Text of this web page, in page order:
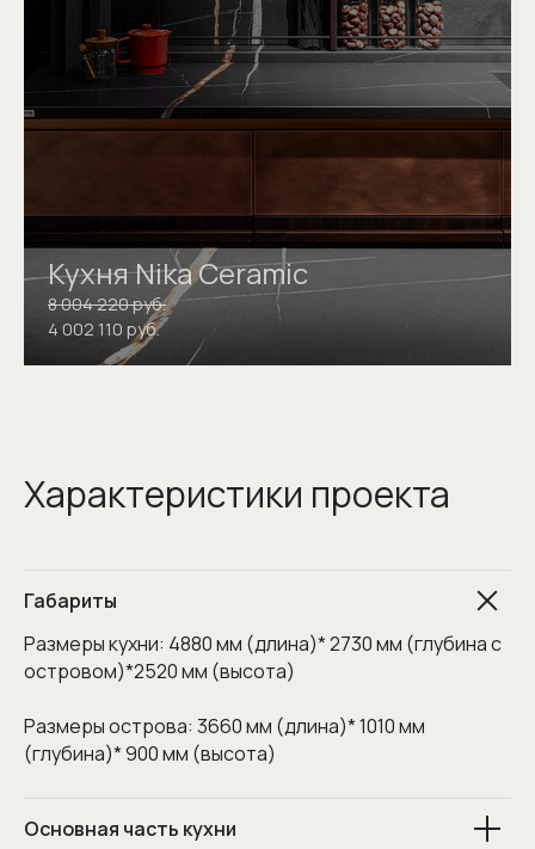
Кухня Nika Ceramic
8 004 220 руб.
4 002 110 руб.
Характеристики проекта
Габариты
Размеры кухни: 4880 мм (длина)* 2730 мм (глубина с
островом)*2520 мм (высота)
Размеры острова: 3660 мм (длина)* 1010 мм
(глубина)* 900 мм (высота)
Основная часть кухни